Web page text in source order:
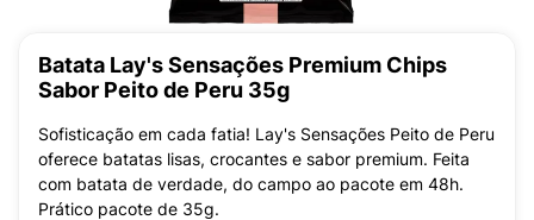
Batata Lay's Sensações Premium Chips
Sabor Peito de Peru 35g
Sofisticação em cada fatia! Lay's Sensações Peito de Peru
oferece batatas lisas, crocantes e sabor premium. Feita
com batata de verdade, do campo ao pacote em 48h.
Prático pacote de 35g.